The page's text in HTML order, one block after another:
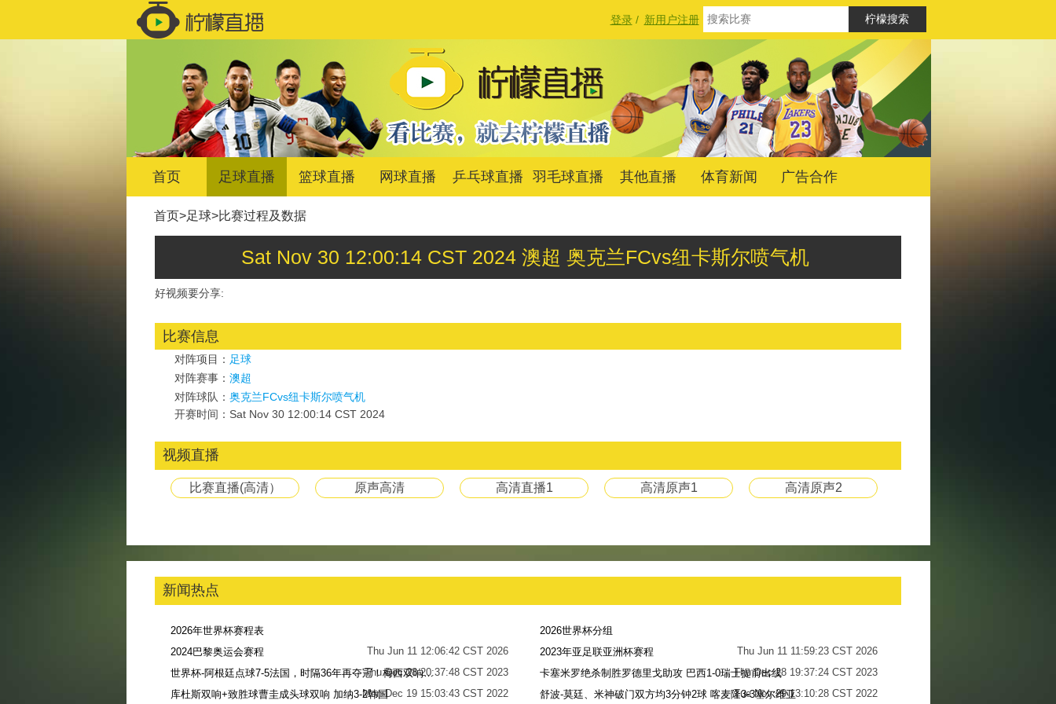
登录/ 新用户注册
首页 足球直播 篮球直播 网球直播 乒乓球直播 羽毛球直播 其他直播 体育新闻 广告合作
首页>足球>比赛过程及数据
Sat Nov 30 12:00:14 CST 2024 澳超 奥克兰FCvs纽卡斯尔喷气机
好视频要分享:
比赛信息
对阵项目： 足球
对阵赛事： 澳超
对阵球队： 奥克兰FCvs纽卡斯尔喷气机
开赛时间：Sat Nov 30 12:00:14 CST 2024
视频直播
比赛直播(高清） 原声高清 高清直播1 高清原声1 高清原声2
新闻热点
2026年世界杯赛程表
Thu Jun 11 12:06:42 CST 2026
2026世界杯分组
Thu Jun 11 11:59:23 CST 2026
2024巴黎奥运会赛程
Thu Dec 28 20:37:48 CST 2023
2023年亚足联亚洲杯赛程
Thu Dec 28 19:37:24 CST 2023
世界杯-阿根廷点球7-5法国，时隔36年再夺冠！梅西双响姆巴佩戴帽
Mon Dec 19 15:03:43 CST 2022
卡塞米罗绝杀制胜罗德里戈助攻 巴西1-0瑞士提前出线
Tue Nov 29 13:10:28 CST 2022
库杜斯双响+致胜球曹圭成头球双响 加纳3-2韩国 舒波-莫廷、米神破门双方均3分钟2球 喀麦隆3-3塞尔维亚